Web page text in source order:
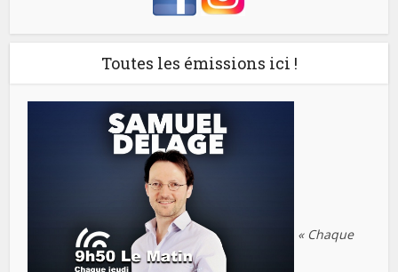
Toutes les émissions ici !
« Chaque